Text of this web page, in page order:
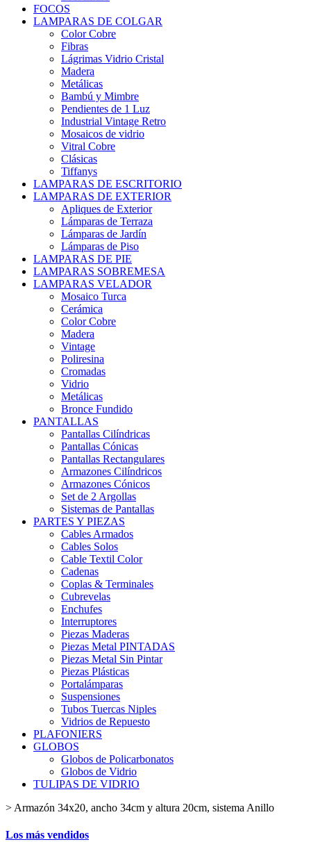
FOCOS
LAMPARAS DE COLGAR
Color Cobre
Fibras
Lágrimas Vidrio Cristal
Madera
Metálicas
Bambú y Mimbre
Pendientes de 1 Luz
Industrial Vintage Retro
Mosaicos de vidrio
Vitral Cobre
Clásicas
Tiffanys
LAMPARAS DE ESCRITORIO
LAMPARAS DE EXTERIOR
Apliques de Exterior
Lámparas de Terraza
Lámparas de Jardín
Lámparas de Piso
LAMPARAS DE PIE
LAMPARAS SOBREMESA
LAMPARAS VELADOR
Mosaico Turca
Cerámica
Color Cobre
Madera
Vintage
Poliresina
Cromadas
Vidrio
Metálicas
Bronce Fundido
PANTALLAS
Pantallas Cilíndricas
Pantallas Cónicas
Pantallas Rectangulares
Armazones Cilíndricos
Armazones Cónicos
Set de 2 Argollas
Sistemas de Pantallas
PARTES Y PIEZAS
Cables Armados
Cables Solos
Cable Textil Color
Cadenas
Coplas & Terminales
Cubrevelas
Enchufes
Interruptores
Piezas Maderas
Piezas Metal PINTADAS
Piezas Metal Sin Pintar
Piezas Plásticas
Portalámparas
Suspensiones
Tubos Tuercas Niples
Vidrios de Repuesto
PLAFONIERS
GLOBOS
Globos de Policarbonatos
Globos de Vidrio
TULIPAS DE VIDRIO
> Armazón 34x20, ancho 34cm y altura 20cm, sistema Anillo
Los más vendidos